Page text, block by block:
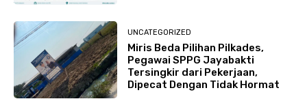
UNCATEGORIZED
Miris Beda Pilihan Pilkades,
Pegawai SPPG Jayabakti
Tersingkir dari Pekerjaan,
Dipecat Dengan Tidak Hormat